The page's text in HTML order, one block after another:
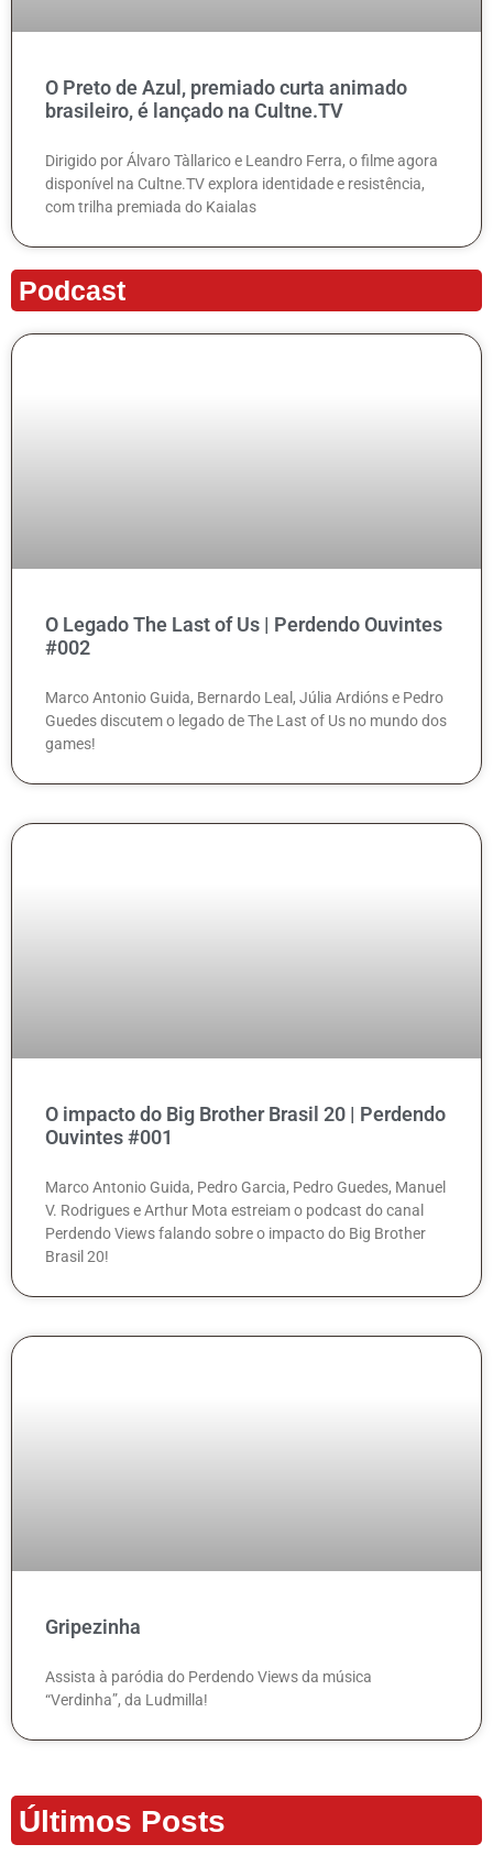
O Preto de Azul, premiado curta animado
brasileiro, é lançado na Cultne.TV
Dirigido por Álvaro Tàllarico e Leandro Ferra, o filme agora
disponível na Cultne.TV explora identidade e resistência,
com trilha premiada do Kaialas
Podcast
O Legado The Last of Us | Perdendo Ouvintes
#002
Marco Antonio Guida, Bernardo Leal, Júlia Ardións e Pedro
Guedes discutem o legado de The Last of Us no mundo dos
games!
O impacto do Big Brother Brasil 20 | Perdendo
Ouvintes #001
Marco Antonio Guida, Pedro Garcia, Pedro Guedes, Manuel
V. Rodrigues e Arthur Mota estreiam o podcast do canal
Perdendo Views falando sobre o impacto do Big Brother
Brasil 20!
Gripezinha
Assista à paródia do Perdendo Views da música
“Verdinha”, da Ludmilla!
Últimos Posts